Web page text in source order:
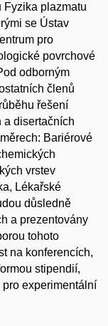
Fyzika plazmatu
se Ústav
pro
povrchové
odborným
členů
řešení
a disertačních
Bariérové
vrstev
Lékařské
důsledně
a prezentovány
tohoto
na konferencích,
stipendií,
experimentální